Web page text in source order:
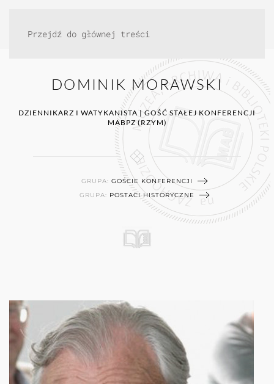
Przejdź do głównej treści
DOMINIK MORAWSKI
DZIENNIKARZ I WATYKANISTA | GOŚĆ STAŁEJ KONFERENCJI
MABPZ (RZYM)
GRUPA: GOŚCIE KONFERENCJI
GRUPA: POSTACI HISTORYCZNE